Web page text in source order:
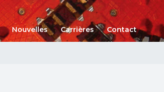
Nouvelles Carrières Contact